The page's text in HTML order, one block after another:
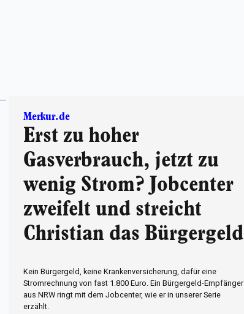
Merkur.de
Erst zu hoher
Gasverbrauch, jetzt zu
wenig Strom? Jobcenter
zweifelt und streicht
Christian das Bürgergeld
Kein Bürgergeld, keine Krankenversicherung, dafür eine
Stromrechnung von fast 1.800 Euro. Ein Bürgergeld-Empfänger
aus NRW ringt mit dem Jobcenter, wie er in unserer Serie
erzählt.